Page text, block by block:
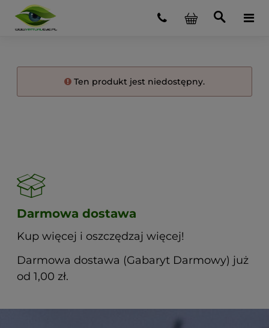
Ten produkt jest niedostępny.
Darmowa dostawa
Kup więcej i oszczędzaj więcej!
Darmowa dostawa (Gabaryt Darmowy) już
od 1,00 zł.